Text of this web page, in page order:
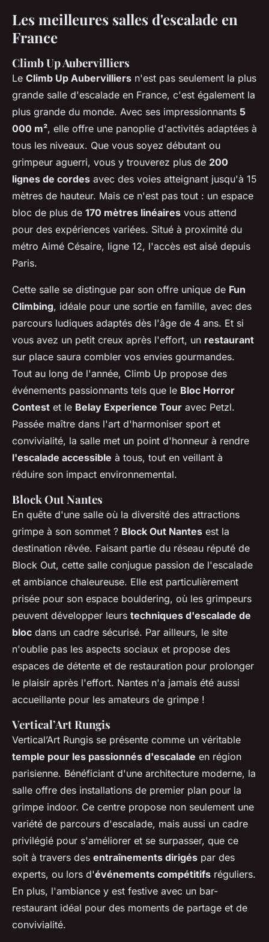
Les meilleures salles d'escalade en
France
Climb Up Aubervilliers
Le Climb Up Aubervilliers n'est pas seulement la plus
grande salle d'escalade en France, c'est également la
plus grande du monde. Avec ses impressionnants 5
000 m², elle offre une panoplie d'activités adaptées à
tous les niveaux. Que vous soyez débutant ou
grimpeur aguerri, vous y trouverez plus de 200
lignes de cordes avec des voies atteignant jusqu'à 15
mètres de hauteur. Mais ce n'est pas tout : un espace
bloc de plus de 170 mètres linéaires vous attend
pour des expériences variées. Situé à proximité du
métro Aimé Césaire, ligne 12, l'accès est aisé depuis
Paris.
Cette salle se distingue par son offre unique de Fun
Climbing, idéale pour une sortie en famille, avec des
parcours ludiques adaptés dès l'âge de 4 ans. Et si
vous avez un petit creux après l'effort, un restaurant
sur place saura combler vos envies gourmandes.
Tout au long de l'année, Climb Up propose des
événements passionnants tels que le Bloc Horror
Contest et le Belay Experience Tour avec Petzl.
Passée maître dans l'art d'harmoniser sport et
convivialité, la salle met un point d'honneur à rendre
l'escalade accessible à tous, tout en veillant à
réduire son impact environnemental.
Block Out Nantes
En quête d'une salle où la diversité des attractions
grimpe à son sommet ? Block Out Nantes est la
destination rêvée. Faisant partie du réseau réputé de
Block Out, cette salle conjugue passion de l'escalade
et ambiance chaleureuse. Elle est particulièrement
prisée pour son espace bouldering, où les grimpeurs
peuvent développer leurs techniques d'escalade de
bloc dans un cadre sécurisé. Par ailleurs, le site
n'oublie pas les aspects sociaux et propose des
espaces de détente et de restauration pour prolonger
le plaisir après l'effort. Nantes n'a jamais été aussi
accueillante pour les amateurs de grimpe !
Vertical’Art Rungis
Vertical’Art Rungis se présente comme un véritable
temple pour les passionnés d'escalade en région
parisienne. Bénéficiant d'une architecture moderne, la
salle offre des installations de premier plan pour la
grimpe indoor. Ce centre propose non seulement une
variété de parcours d'escalade, mais aussi un cadre
privilégié pour s'améliorer et se surpasser, que ce
soit à travers des entraînements dirigés par des
experts, ou lors d'événements compétitifs réguliers.
En plus, l'ambiance y est festive avec un bar-
restaurant idéal pour des moments de partage et de
convivialité.